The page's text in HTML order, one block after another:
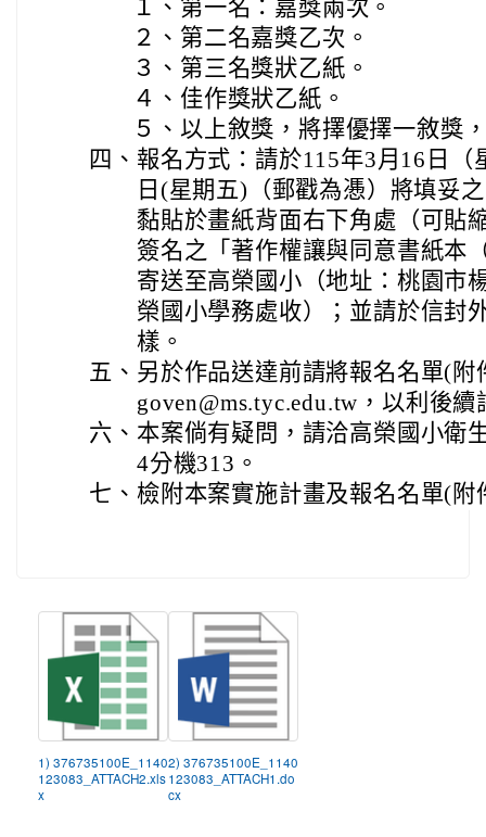
１、 第一名：嘉獎兩次。
２、 第二名嘉獎乙次。
３、 第三名獎狀乙紙。
４、 佳作獎狀乙紙。
５、 以上敘獎，將擇優擇一敘獎
四、 報名方式：請於115年3月16日（
日(星期五)（郵戳為慿）將填妥
黏貼於畫紙背面右下角處（可貼
簽名之「著作權讓與同意書紙本
寄送至高榮國小（地址：桃園市
榮國小學務處收）；並請於信封
樣。
五、 另於作品送達前請將報名名單(附
goven@ms.tyc.edu.tw，以利後
六、 本案倘有疑問，請洽高榮國小衛
4分機313。
七、 檢附本案實施計畫及報名名單(附
1) 376735100E_1140
123083_ATTACH2.xls
x
2) 376735100E_1140
123083_ATTACH1.do
cx